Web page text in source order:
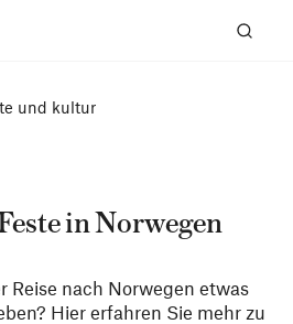
und kultur
in Norwegen
Reise nach Norwegen etwas
Hier erfahren Sie mehr zu